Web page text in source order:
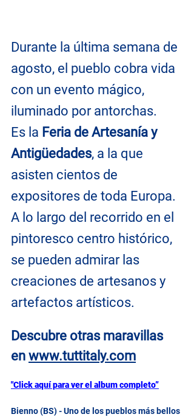
Durante la última semana de
agosto, el pueblo cobra vida
con un evento mágico,
iluminado por antorchas.
Es la Feria de Artesanía y
Antigüedades, a la que
asisten cientos de
expositores de toda Europa.
A lo largo del recorrido en el
pintoresco centro histórico,
se pueden admirar las
creaciones de artesanos y
artefactos artísticos.
Descubre otras maravillas
en www.tuttitaly.com
"Click aquí para ver el album completo”
Bienno (BS) - Uno de los pueblos más bellos